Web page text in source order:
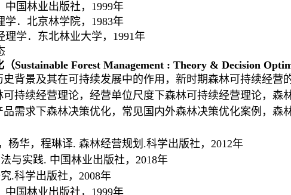
国林业出版社， 1999年
．北京林学院， 1983年
学．东北林业大学， 1991年
（Sustainable Forest Management : Theory & Decision
背景及其在可持续发展中的作用，新时期森林可持续经营
持续经营理论，经营单位尺度下森林可持续经营理论，森
需求下森林决策优化，常见国内外森林决策优化案例，森
杨华，程琳译. 森林经营规划 .科学出版社， 2012年
与实践. 中国林业出版社， 2018年
.科学出版社， 2008年
国林业出版社， 1999年